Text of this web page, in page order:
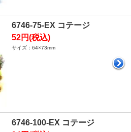
6746-75-EX コテージ
52円(税込)
サイズ：64×73mm
6746-100-EX コテージ